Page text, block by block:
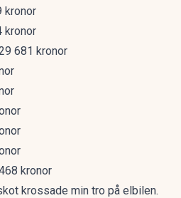
kronor
kronor
681 kronor
kronor
krossade min tro på elbilen.